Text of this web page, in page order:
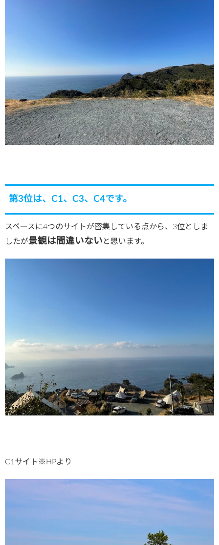
第3位は、C1、C3、C4です。
スペースに4つのサイトが密集している点から、3位としま
したが景観は間違いない と思います。
C1サイト※HPより